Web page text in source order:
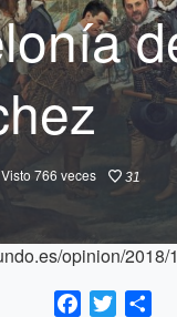
Visto 766 veces 31
opinion/
Facebook
Twitter